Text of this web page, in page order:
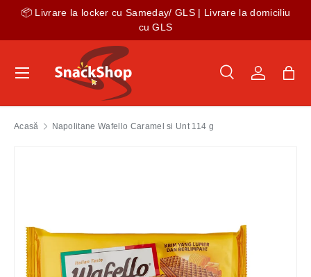
📦 Livrare la locker cu Sameday/ GLS | Livrare la domiciliu
cu GLS
Caută
Tip produs
Caută
Meniu
Acasă Napolitane Wafello Caramel si Unt 114 g